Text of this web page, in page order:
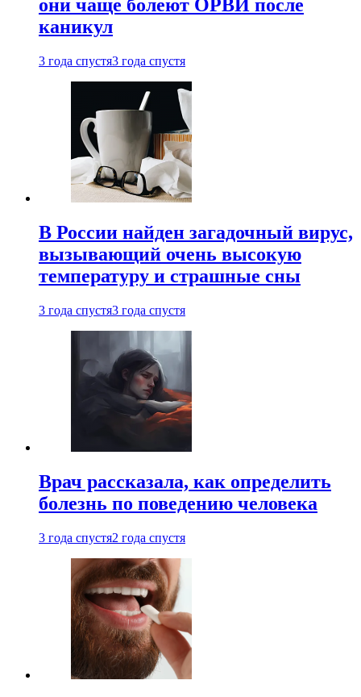
они чаще болеют ОРВИ после
каникул
3 года спустя3 года спустя
В России найден загадочный вирус,
вызывающий очень высокую
температуру и страшные сны
3 года спустя3 года спустя
Врач рассказала, как определить
болезнь по поведению человека
3 года спустя2 года спустя